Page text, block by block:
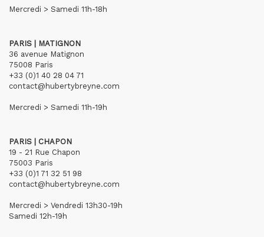
Mercredi > Samedi 11h-18h
PARIS | MATIGNON
36 avenue Matignon
75008 Paris
+33 (0)1 40 28 04 71
contact@hubertybreyne.com
Mercredi > Samedi 11h-19h
PARIS | CHAPON
19 - 21 Rue Chapon
75003 Paris
+33 (0)1 71 32 51 98
contact@hubertybreyne.com
Mercredi > Vendredi 13h30-19h
Samedi 12h-19h